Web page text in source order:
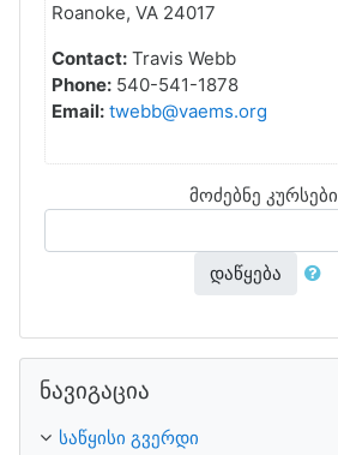
Roanoke, VA 24017
Contact: Travis Webb
Phone: 540-541-1878
Email: twebb@vaems.org
მოძებნე კურსები
დაწყება
ნავიგაცია
საწყისი გვერდი